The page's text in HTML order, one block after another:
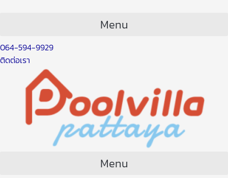
Menu
064-594-9929
ติดต่อเรา
Menu